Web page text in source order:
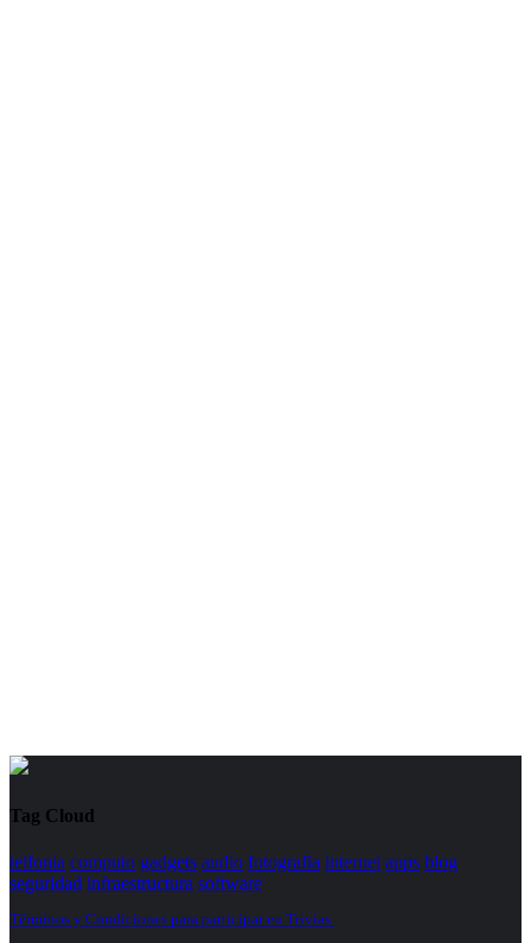
Tag Cloud
telfonia computo gadgets audio fotografia internet apps blog
seguridad infraestructura software
Términos y Condiciones para participar en Trivias.